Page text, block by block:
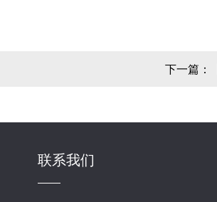
下一篇：
联系我们